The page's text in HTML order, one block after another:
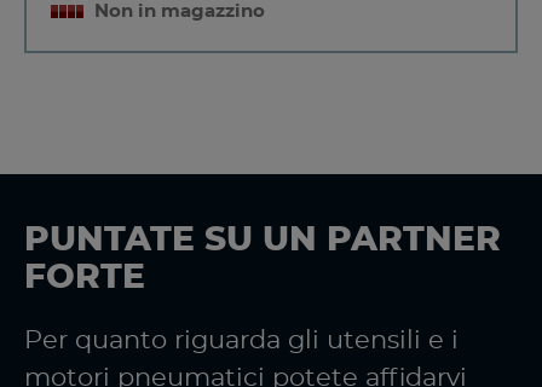
Non in magazzino
PUNTATE SU UN PARTNER
FORTE
Per quanto riguarda gli utensili e i
motori pneumatici potete affidarvi